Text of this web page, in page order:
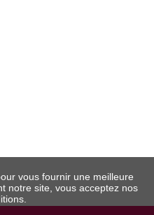
vous fournir une meilleure
notre site, vous acceptez nos